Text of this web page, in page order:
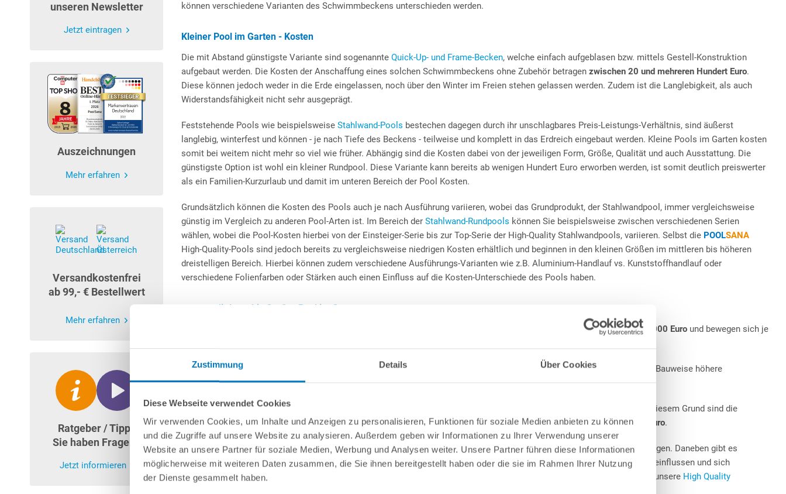
Zustimmung Details Über Cookies
Diese Webseite verwendet Cookies
Wir verwenden Cookies, um Inhalte und Anzeigen zu personalisieren, Funktionen für soziale Medien anbieten zu können
und die Zugriffe auf unsere Website zu analysieren. Außerdem geben wir Informationen zu Ihrer Verwendung unserer
Website an unsere Partner für soziale Medien, Werbung und Analysen weiter. Unsere Partner führen diese Informationen
möglicherweise mit weiteren Daten zusammen, die Sie ihnen bereitgestellt haben oder die sie im Rahmen Ihrer Nutzung
der Dienste gesammelt haben.
unseren Newsletter
Jetzt eintragen
Auszeichnungen
Mehr erfahren
Versandkostenfrei
ab 99,- € Bestellwert
Mehr erfahren
Ratgeber / Tipps
Sie haben Fragen?
Jetzt informieren
können verschiedene Varianten des Schwimmbeckens unterschieden werden.
Kleiner Pool im Garten - Kosten
Die mit Abstand günstigste Variante sind sogenannte Quick-Up- und Frame-Becken, welche einfach aufgeblasen bzw. mittels Gestell-Konstruktion
aufgebaut werden. Die Kosten der Anschaffung eines solchen Schwimmbeckens ohne Zubehör betragen zwischen 20 und mehreren Hundert Euro.
Diese können jedoch weder in die Erde eingelassen, noch über den Winter im Freien stehen gelassen werden. Zudem ist die Langlebigkeit, als auch
Widerstandsfähigkeit nicht sehr ausgeprägt.
Feststehende Pools wie beispielsweise Stahlwand-Pools bestechen dagegen durch ihr unschlagbares Preis-Leistungs-Verhältnis, sind äußerst
langlebig, winterfest und können - je nach Tiefe des Beckens - teilweise und komplett in das Erdreich eingebaut werden. Kleine Pools im Garten kosten
somit bei weitem nicht mehr so viel wie früher. Abhängig sind die Kosten dabei von der jeweiligen Form, Größe, Qualität und auch Ausstattung. Die
günstigste Option ist wohl ein kleiner Rundpool. Diese Variante kann bereits ab wenigen Hundert Euro erworben werden, ist somit deutlich preiswerter
als ein Familien-Kurzurlaub und damit im unteren Bereich der Pool Kosten.
Grundsätzlich können die Kosten des Pools auch je nach Ausführung variieren, wobei das Grundprodukt, der Stahlwandpool, immer vergleichsweise
günstig im Vergleich zu anderen Pool-Arten ist. Im Bereich der Stahlwand-Rundpools können Sie beispielsweise zwischen verschiedenen Serien
wählen, wobei die Pool-Kosten hierbei von der Einsteiger-Serie bis zur Top-Serie der High-Quality Stahlwandpools, variieren. Selbst die POOLSANA
High-Quality-Pools sind jedoch bereits zu vergleichsweise niedrigen Kosten erhältlich und beginnen in den kleinen Größen im mittleren bis höheren
dreistelligen Bereich. Hierbei können zudem verschiedene Ausführungs-Varianten wie z.B. Aluminium-Handlauf vs. Kunststoffhandlauf oder
verschiedene Folienfarben oder Stärken auch einen Einfluss auf die Kosten-Unterschiede des Pools haben.
Kosten Mittlerer bis Großer Pool im Garten
Für größere Stahlwandpools, wie größere Rundpools oder aber auch Ovalpools beginnen die Kosten dann meist bei ca. 1.000 Euro und bewegen sich je
Styropor-Rechteckbecken
, welche immer in den Boden eingelassen werden müssen, verursachen aufgrund ihrer massiven Bauweise höhere
Materialkosten und können über unseren Shop im hochwertigen Komplett-Paket
GFK- bzw. Polyester-Pools sind vollständig ausgegossene „Wannen“ und stellen den größten baulichen Aufwand dar. Aus diesem Grund sind die
Anschaffungs-, als auch Transport-Kosten hierbei besonders hoch. Allein der Materialpreis beträgt oftmalsüber 10.000 Euro.
Abgesehen von der Becken-Art, sollten Sie sich vor Beginn der Montagearbeiten auf eine Form, Größe und Bauweise festlegen. Daneben gibt es
erhebliche Qualitätsunterschiede der Einzelteile, die die Haltbarkeit, Stabilität, Wartung und Pflege des Swimmingpools beeinflussen und sich
dementsprechend in den Pool Garten Kosten niederschlagen. Weitere Informationen hierzu finden Sie in dem Beitrag über unsere High Quality